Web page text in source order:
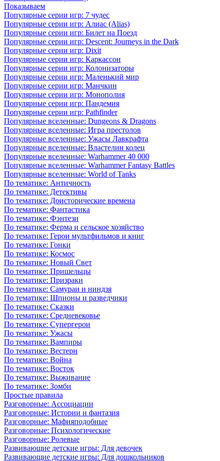
Показываем
Популярные серии игр: 7 чудес
Популярные серии игр: Алиас (Alias)
Популярные серии игр: Билет на Поезд
Популярные серии игр: Descent: Journeys in the Dark
Популярные серии игр: Dixit
Популярные серии игр: Каркассон
Популярные серии игр: Колонизаторы
Популярные серии игр: Маленький мир
Популярные серии игр: Манчкин
Популярные серии игр: Монополия
Популярные серии игр: Пандемия
Популярные серии игр: Pathfinder
Популярные вселенные: Dungeons & Dragons
Популярные вселенные: Игра престолов
Популярные вселенные: Ужасы Лавкрафта
Популярные вселенные: Властелин колец
Популярные вселенные: Warhammer 40 000
Популярные вселенные: Warhammer Fantasy Battles
Популярные вселенные: World of Tanks
По тематике: Античность
По тематике: Детективы
По тематике: Доисторические времена
По тематике: Фантастика
По тематике: Фэнтези
По тематике: Ферма и сельское хозяйство
По тематике: Герои мультфильмов и книг
По тематике: Гонки
По тематике: Космос
По тематике: Новый Свет
По тематике: Пришельцы
По тематике: Призраки
По тематике: Самураи и ниндзя
По тематике: Шпионы и разведчики
По тематике: Сказки
По тематике: Средневековье
По тематике: Супергерои
По тематике: Ужасы
По тематике: Вампиры
По тематике: Вестерн
По тематике: Война
По тематике: Восток
По тематике: Выживание
По тематике: Зомби
Простые правила
Разговорные: Ассоциации
Разговорные: Истории и фантазия
Разговорные: Мафияподобные
Разговорные: Психологические
Разговорные: Ролевые
Развивающие детские игры: Для девочек
Развивающие детские игры: Для дошкольников